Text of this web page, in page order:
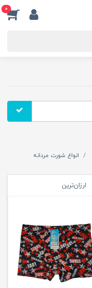
0
انواع شورت مردانه
ارزان‌ترین